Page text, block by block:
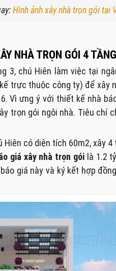
Hình ảnh xây nhà trọn gói tại
NHÀ TRỌN GÓI 4
3, chú Hiên làm việc tại
trực thuộc công ty) để xây
Vì ưng ý với thiết kế nhà
trọn gói ngôi nhà. Tiêu chí
Hiên có diện tích 60m2, xây
giá xây nhà trọn gói là 1.2
giá này và ký kết hợp